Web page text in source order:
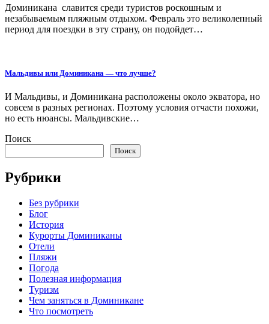
Доминикана славится среди туристов роскошным и
незабываемым пляжным отдыхом. Февраль это великолепный
период для поездки в эту страну, он подойдет…
Мальдивы или Доминикана — что лучше?
И Мальдивы, и Доминикана расположены около экватора, но
совсем в разных регионах. Поэтому условия отчасти похожи,
но есть нюансы. Мальдивские…
Поиск
Поиск
Рубрики
Без рубрики
Блог
История
Курорты Доминиканы
Отели
Пляжи
Погода
Полезная информация
Туризм
Чем заняться в Доминикане
Что посмотреть